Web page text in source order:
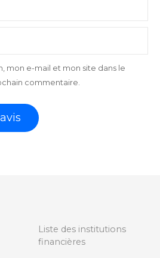
mon e-mail et mon site dans le
commentaire.
Liste des institutions
financières